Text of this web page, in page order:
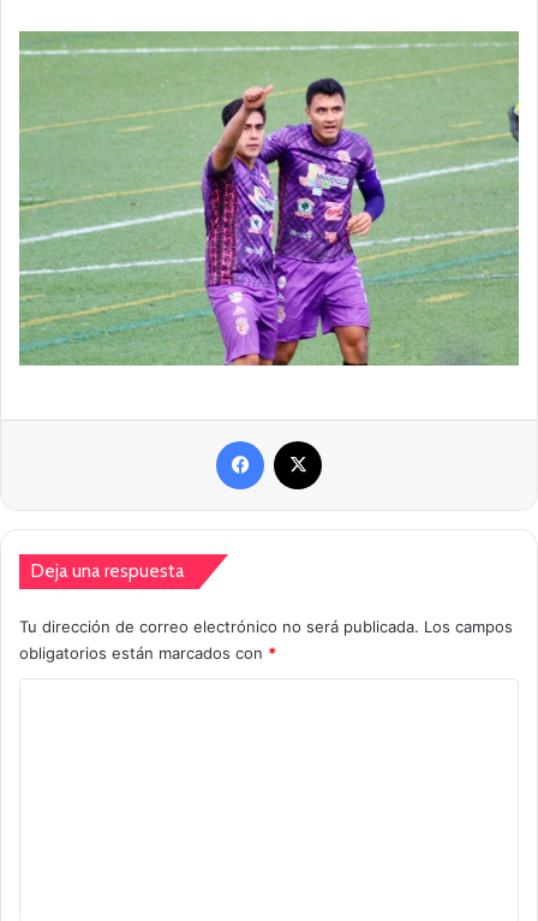
Facebook
Deja una respuesta
Tu dirección de correo electrónico no será publicada. Los campos
obligatorios están marcados con *